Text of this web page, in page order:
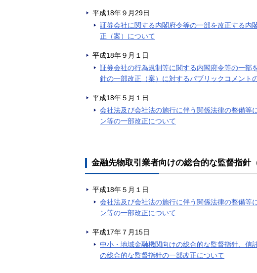
平成18年９月29日
証券会社に関する内閣府令等の一部を改正する内
正（案）について
平成18年９月１日
証券会社の行為規制等に関する内閣府令等の一部
針の一部改正（案）に対するパブリックコメント
平成18年５月１日
会社法及び会社法の施行に伴う関係法律の整備等
ン等の一部改正について
金融先物取引業者向けの総合的な監督指針
平成18年５月１日
会社法及び会社法の施行に伴う関係法律の整備等
ン等の一部改正について
平成17年７月15日
中小・地域金融機関向けの総合的な監督指針、信
の総合的な監督指針の一部改正について